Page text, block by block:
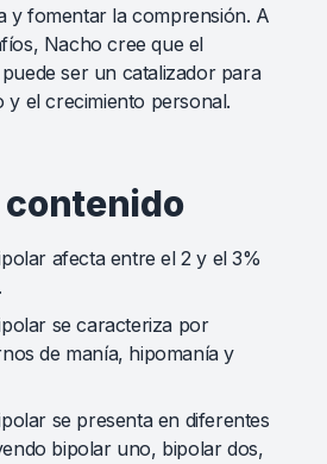
y fomentar la comprensión. A
Nacho cree que el
ser un catalizador para
y el crecimiento personal.
contenido
afecta entre el 2 y el 3%
se caracteriza por
de manía, hipomanía y
se presenta en diferentes
bipolar uno, bipolar dos,